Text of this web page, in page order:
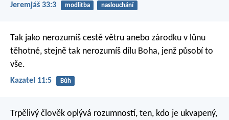
Jeremjáš 33:3 modlitba naslouchání
Tak jako nerozumíš cestě větru anebo zárodku v lůnu
těhotné, stejně tak nerozumíš dílu Boha, jenž působí to
vše.
Kazatel 11:5 Bůh
Trpělivý člověk oplývá rozumností, ten, kdo je ukvapený,